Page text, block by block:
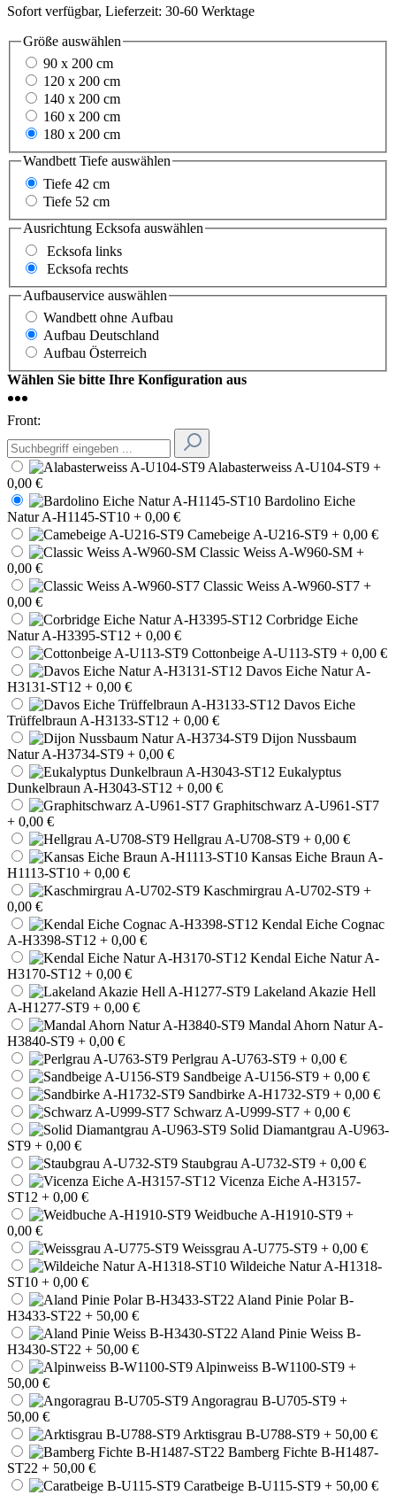
Sofort verfügbar, Lieferzeit: 30-60 Werktage
Größe auswählen
90 x 200 cm
120 x 200 cm
140 x 200 cm
160 x 200 cm
180 x 200 cm
Wandbett Tiefe auswählen
Tiefe 42 cm
Tiefe 52 cm
Ausrichtung Ecksofa auswählen
Ecksofa links
Ecksofa rechts
Aufbauservice auswählen
Wandbett ohne Aufbau
Aufbau Deutschland
Aufbau Österreich
Wählen Sie bitte Ihre Konfiguration aus
Front:
Alabasterweiss A-U104-ST9 +
0,00 €
Bardolino Eiche
Natur A-H1145-ST10 + 0,00 €
Camebeige A-U216-ST9 + 0,00 €
Classic Weiss A-W960-SM +
0,00 €
Classic Weiss A-W960-ST7 +
0,00 €
Corbridge Eiche
Natur A-H3395-ST12 + 0,00 €
Cottonbeige A-U113-ST9 + 0,00 €
Davos Eiche Natur A-
H3131-ST12 + 0,00 €
Davos Eiche
Trüffelbraun A-H3133-ST12 + 0,00 €
Dijon Nussbaum
Natur A-H3734-ST9 + 0,00 €
Eukalyptus
Dunkelbraun A-H3043-ST12 + 0,00 €
Graphitschwarz A-U961-ST7
+ 0,00 €
Hellgrau A-U708-ST9 + 0,00 €
Kansas Eiche Braun A-
H1113-ST10 + 0,00 €
Kaschmirgrau A-U702-ST9 +
0,00 €
Kendal Eiche Cognac
A-H3398-ST12 + 0,00 €
Kendal Eiche Natur A-
H3170-ST12 + 0,00 €
Lakeland Akazie Hell
A-H1277-ST9 + 0,00 €
Mandal Ahorn Natur A-
H3840-ST9 + 0,00 €
Perlgrau A-U763-ST9 + 0,00 €
Sandbeige A-U156-ST9 + 0,00 €
Sandbirke A-H1732-ST9 + 0,00 €
Schwarz A-U999-ST7 + 0,00 €
Solid Diamantgrau A-U963-
ST9 + 0,00 €
Staubgrau A-U732-ST9 + 0,00 €
Vicenza Eiche A-H3157-
ST12 + 0,00 €
Weidbuche A-H1910-ST9 +
0,00 €
Weissgrau A-U775-ST9 + 0,00 €
Wildeiche Natur A-H1318-
ST10 + 0,00 €
Aland Pinie Polar B-
H3433-ST22 + 50,00 €
Aland Pinie Weiss B-
H3430-ST22 + 50,00 €
Alpinweiss B-W1100-ST9 +
50,00 €
Angoragrau B-U705-ST9 +
50,00 €
Arktisgrau B-U788-ST9 + 50,00 €
Bamberg Fichte B-H1487-
ST22 + 50,00 €
Caratbeige B-U115-ST9 + 50,00 €